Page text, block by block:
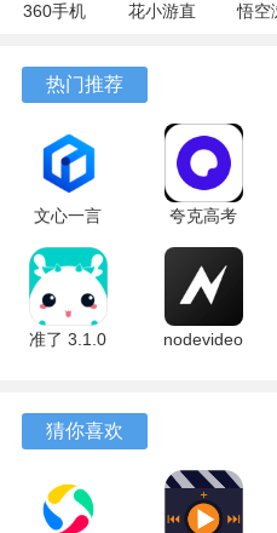
360手机
10.13.27
最新版
花小游直
17.9.56
悟空
热门推荐
文心一言
4.0
5.16.0.10
最新版
夸克高考
10.14.0.1115
最新版
准了 3.1.0
nodevideo
猜你喜欢